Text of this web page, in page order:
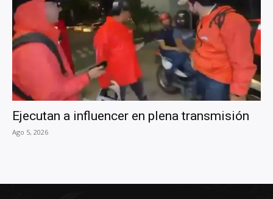
Ejecutan a influencer en plena transmisión
Ago 5, 2026